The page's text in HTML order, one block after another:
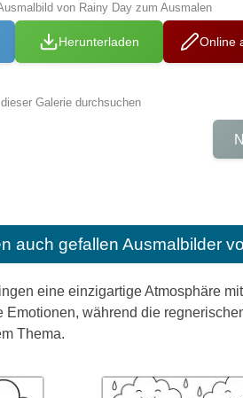
von Rainy Day zum Ausmalen
Herunterladen Online
Galerie durchsuchen
auch gefallen Ausmalbilder
eine einzigartige Atmosphäre
Emotionen, während die
Thema.